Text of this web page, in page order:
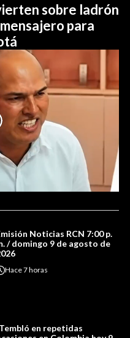
sobre ladrón
para
Noticias RCN 7:00 p.
/ domingo 9 de agosto de
Hace7 horas
en repetidas